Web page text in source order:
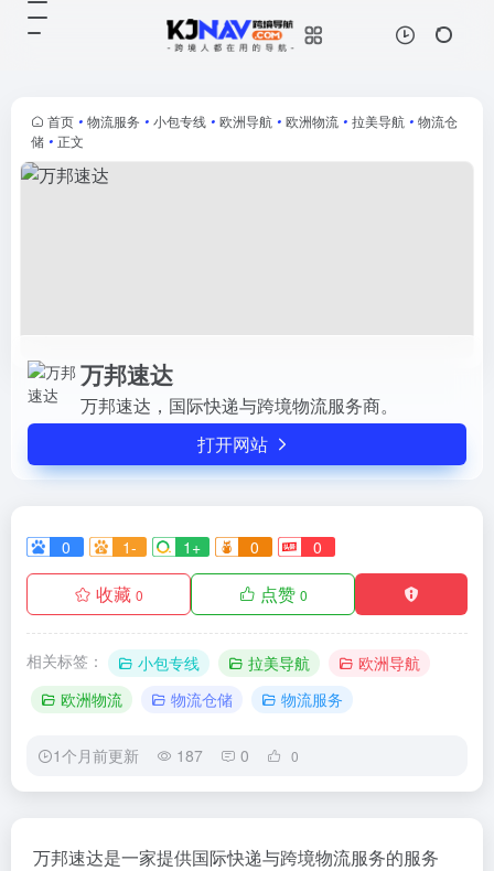
首页 • 物流服务 • 小包专线 • 欧洲导航 • 欧洲物流 • 拉美导航 • 物流仓
储 • 正文
万邦速达
万邦速达，国际快递与跨境物流服务商。
打开网站
0 1- 1+ 0 0
收藏 0 点赞 0
相关标签： 小包专线 拉美导航
欧洲导航
欧洲物流
物流仓储 物流服务
1个月前更新 187 0 0
万邦速达是一家提供国际快递与跨境物流服务的服务